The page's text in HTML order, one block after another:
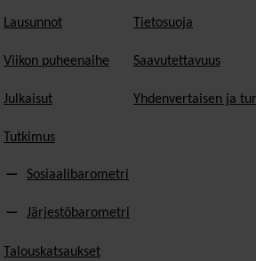
Lausunnot
Viikon puheenaihe
Julkaisut
Tutkimus
Sosiaalibarometri
Järjestöbarometri
Talouskatsaukset
Tietosuoja
Saavutettavuus
Yhdenvertaisen ja